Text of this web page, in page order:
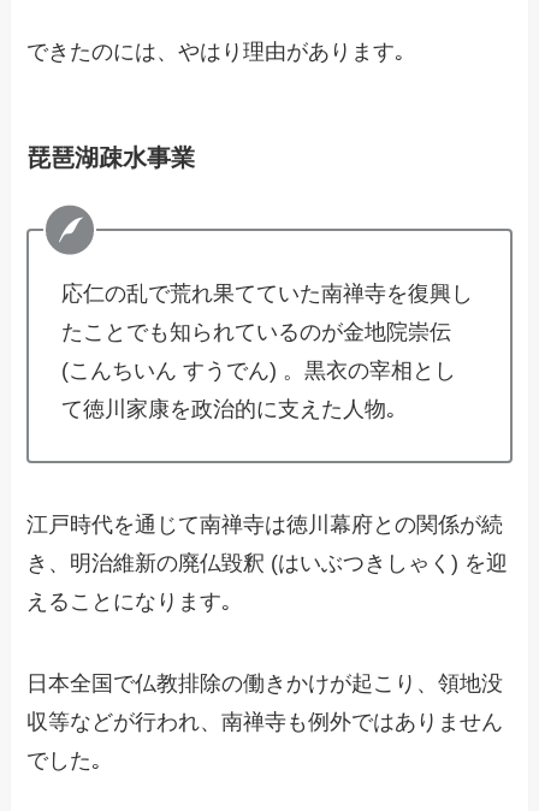
できたのには、やはり理由があります｡
琵琶湖疎水事業
応仁の乱で荒れ果てていた南禅寺を復興し
たことでも知られているのが金地院崇伝
(こんちいん すうでん) 。黒衣の宰相とし
て徳川家康を政治的に支えた人物｡
江戸時代を通じて南禅寺は徳川幕府との関係が続
き、明治維新の廃仏毀釈 (はいぶつきしゃく) を迎
えることになります｡
日本全国で仏教排除の働きかけが起こり、領地没
収等などが行われ、南禅寺も例外ではありません
でした｡